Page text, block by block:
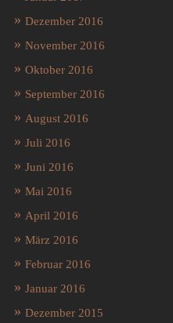
Dezember 2016
November 2016
Oktober 2016
September 2016
August 2016
Juli 2016
Juni 2016
Mai 2016
April 2016
März 2016
Februar 2016
Januar 2016
Dezember 2015